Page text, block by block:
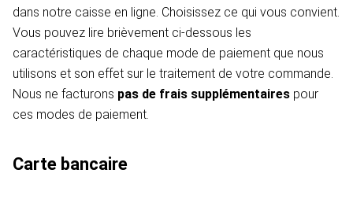
dans notre caisse en ligne. Choisissez ce qui vous convient.
Vous pouvez lire brièvement ci-dessous les
caractéristiques de chaque mode de paiement que nous
utilisons et son effet sur le traitement de votre commande.
Nous ne facturons pas de frais supplémentaires pour
ces modes de paiement.
Carte bancaire